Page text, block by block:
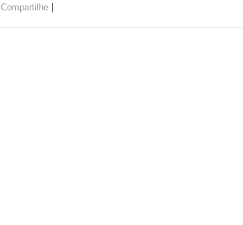
Compartilhe |